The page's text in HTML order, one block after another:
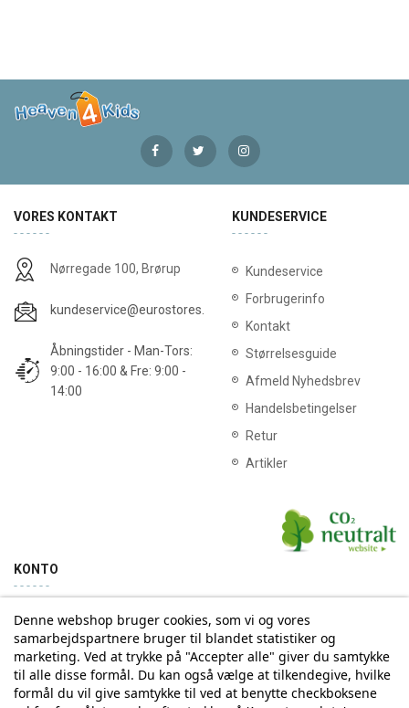
VORES KONTAKT
Nørregade 100, Brørup
kundeservice@eurostores.dk
Åbningstider - Man-Tors:
9:00 - 16:00 & Fre: 9:00 -
14:00
KUNDESERVICE
Kundeservice
Forbrugerinfo
Kontakt
Størrelsesguide
Afmeld Nyhedsbrev
Handelsbetingelser
Retur
Artikler
KONTO
Min konto Ordrehistorik
Tilmelding til Nyhedsbrev
Denne webshop bruger cookies, som vi og vores
samarbejdspartnere bruger til blandet statistiker og
marketing. Ved at trykke på "Accepter alle" giver du samtykke
til alle disse formål. Du kan også vælge at tilkendegive, hvilke
formål du vil give samtykke til ved at benytte checkboksene